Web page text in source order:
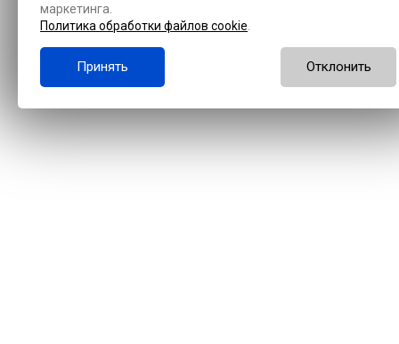
маркетинга.
Политика обработки файлов cookie
Принять Отклонить